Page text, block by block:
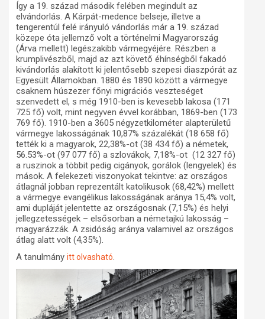
Így a 19. század második felében megindult az
elvándorlás. A Kárpát-medence belseje, illetve a
tengerentúl felé irányuló vándorlás már a 19. század
közepe óta jellemző volt a történelmi Magyarország
(Árva mellett) legészakibb vármegyéjére. Részben a
krumplivészből, majd az azt követő éhínségből fakadó
kivándorlás alakított ki jelentősebb szepesi diaszpórát az
Egyesült Államokban. 1880 és 1890 között a vármegye
csaknem húszezer főnyi migrációs veszteséget
szenvedett el, s még 1910-ben is kevesebb lakosa (171
725 fő) volt, mint negyven évvel korábban, 1869-ben (173
769 fő). 1910-ben a 3605 négyzetkilométer alapterületű
vármegye lakosságának 10,87% százalékát (18 658 fő)
tették ki a magyarok, 22,38%-ot (38 434 fő) a németek,
56.53%-ot (97 077 fő) a szlovákok, 7,18%-ot (12 327 fő)
a ruszinok a többit pedig cigányok, gorálok (lengyelek) és
mások. A felekezeti viszonyokat tekintve: az országos
átlagnál jobban reprezentált katolikusok (68,42%) mellett
a vármegye evangélikus lakosságának aránya 15,4% volt,
ami dupláját jelentette az országosnak (7,15%) és helyi
jellegzetességek – elsősorban a németajkú lakosság –
magyarázzák. A zsidóság aránya valamivel az országos
átlag alatt volt (4,35%).
A tanulmány itt olvasható.